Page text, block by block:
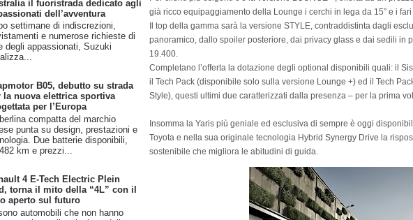
il fuoristrada dedicato agli
dell’avventura
settimane di indiscrezioni,
e numerose richieste di
degli appassionati, Suzuki
B05, debutto su strada
la nuova elettrica sportiva
per l’Europa
compatta del marchio
punta su design, prestazioni e
Due batterie disponibili,
km e prezzi...
4 E-Tech Electric Plein
torna il mito della “4L” con il
aperto sul futuro
automobili che non hanno
già ricco equipaggiamento della Lounge i cerchi in lega da 15” e i
Il top della gamma sarà la versione STYLE, contraddistinta dagli
panoramico, dallo spoiler posteriore, dai privacy glass e dai sedili in
19.400.
Completano l’offerta la dotazione degli optional disponibili quali: il
il Tech Pack (disponibile solo sulla versione Lounge +) ed il Tech
Style), questi ultimi due caratterizzati dalla presenza – per la prima
Insomma la Yaris più geniale ed esclusiva di sempre è oggi
Toyota e nella sua originale tecnologia Hybrid Synergy Drive la
sostenibile che migliora le abitudini di guida.